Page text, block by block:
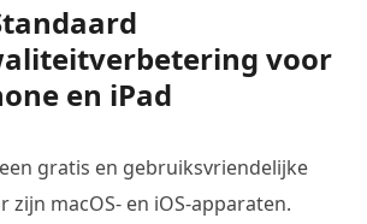
voor
en iPad
gratis en gebruiksvriendelijke
zijn macOS- en iOS-apparaten.